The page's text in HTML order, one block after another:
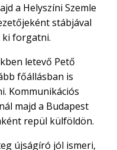
a Helyszíni Szemle
stábjával
ki forgatni.
letevő Pető
főállásban is
Kommunikációs
majd a Budapest
repül külföldön.
újságíró jól ismeri,